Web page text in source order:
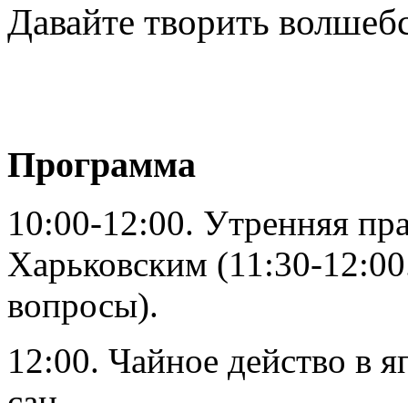
Давайте творить
Программа
10:00-12:00. Утренняя
Харьковским (11:30-
вопросы).
12:00. Чайное действо в